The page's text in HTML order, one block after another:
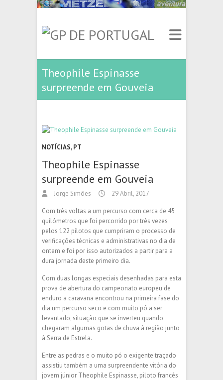
Theophile Espinasse
surpreende em Gouveia
NOTÍCIAS,PT
Theophile Espinasse
surpreende em Gouveia
Jorge Simões 29 Abril, 2017
Com três voltas a um percurso com cerca de 45
quilómetros que foi percorrido por três vezes
pelos 122 pilotos que cumpriram o processo de
verificações técnicas e administrativas no dia de
ontem e foi por isso autorizados a partir para a
dura jornada deste primeiro dia.
Com duas longas especiais desenhadas para esta
prova de abertura do campeonato europeu de
enduro a caravana encontrou na primeira fase do
dia um percurso seco e com muito pó a ser
levantado, situação que se inverteu quando
chegaram algumas gotas de chuva à região junto
à Serra de Estrela.
Entre as pedras e o muito pó o exigente traçado
assistiu também a uma surpreendente vitória do
jovem júnior Theophile Espinasse, piloto francês